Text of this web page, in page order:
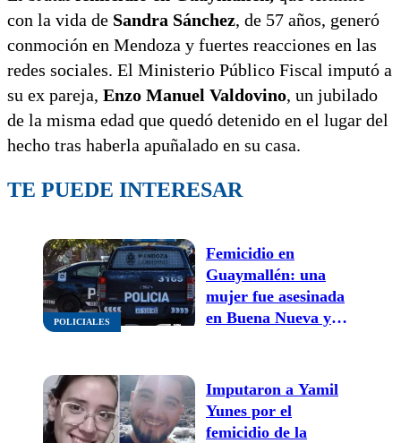
con la vida de Sandra Sánchez, de 57 años, generó
conmoción en Mendoza y fuertes reacciones en las
redes sociales. El Ministerio Público Fiscal imputó a
su ex pareja, Enzo Manuel Valdovino, un jubilado
de la misma edad que quedó detenido en el lugar del
hecho tras haberla apuñalado en su casa.
TE PUEDE INTERESAR
POLICIALES
Femicidio en
Guaymallén: una
mujer fue asesinada
en Buena Nueva y
Imputaron a Yamil
Yunes por el
femicidio de la